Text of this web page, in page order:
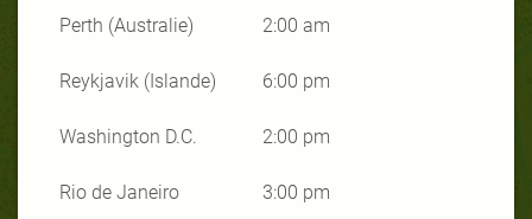
Perth (Australie) 2:00 am
Reykjavik (Islande) 6:00 pm
Washington D.C. 2:00 pm
Rio de Janeiro 3:00 pm